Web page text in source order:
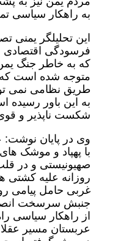
به راهکار سیاسی
این تحلیلگر یمنی
فرسودگی اقتصادی
که به خاطر جنگ یمن
متوجه شده است
طریق نظامی نمی
به این باور رسیده
شکست ناپذیر و
وی در پایان نوشت:
با پهپاد و موشک
صهیونیستی و در
روزانه علیه کشتی
غربی حامل پیامی
جنبش سرسخت انصار
از راهکار سیاسی
عربستان مسیر